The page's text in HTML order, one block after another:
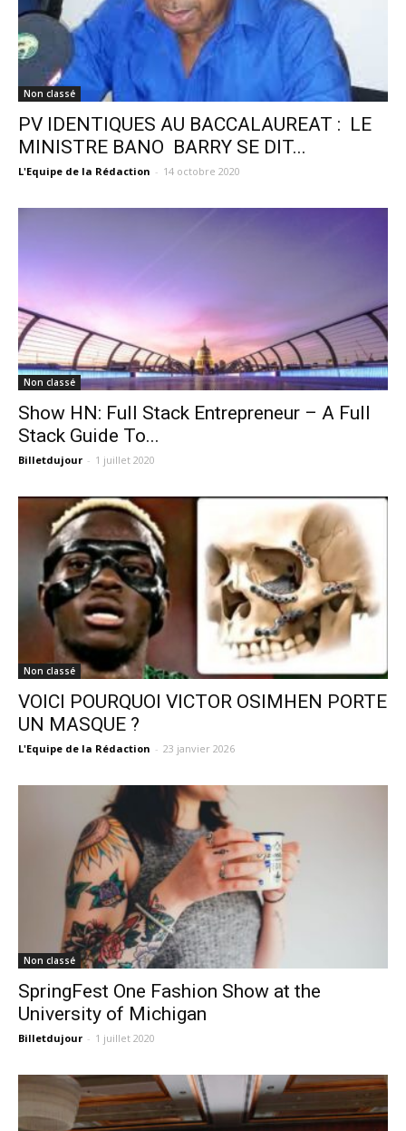
Non classé
PV IDENTIQUES AU BACCALAUREAT : LE
MINISTRE BANO BARRY SE DIT...
L'Equipe de la Rédaction - 14 octobre 2020
Non classé
Show HN: Full Stack Entrepreneur – A Full
Stack Guide To...
Billetdujour - 1 juillet 2020
Non classé
VOICI POURQUOI VICTOR OSIMHEN PORTE
UN MASQUE ?
L'Equipe de la Rédaction - 23 janvier 2026
Non classé
SpringFest One Fashion Show at the
University of Michigan
Billetdujour - 1 juillet 2020